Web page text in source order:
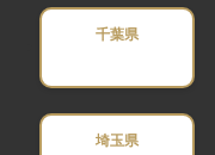
千葉県
埼玉県